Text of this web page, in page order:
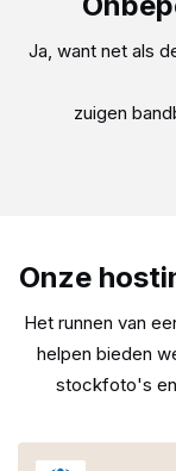
Ja, want net als
zuigen
Onze
Het runnen van
helpen bieden
stockfoto's en